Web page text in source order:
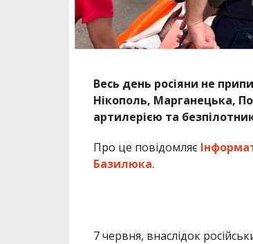
Весь день росіяни не
Нікополь, Марганецька,
артилерією та
Про це повідомляє
Базилюка.
7 червня, внаслідок